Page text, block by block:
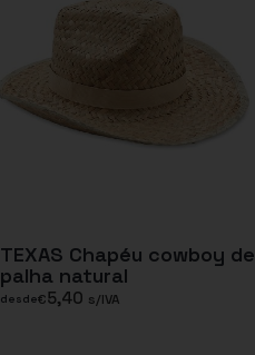
TEXAS Chapéu cowboy de
palha natural
desde€5,40 s/IVA